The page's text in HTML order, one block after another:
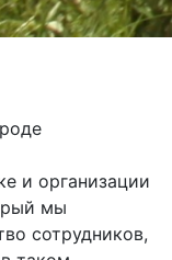
и организации
мы
сотрудников,